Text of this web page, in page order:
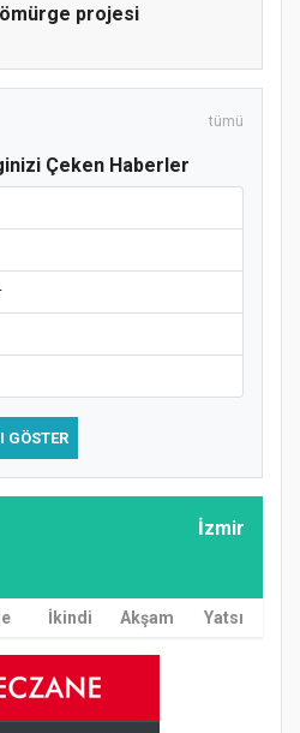
projesi
tümü
Çeken Haberler
GÖSTER
İzmir
İkindi Akşam Yatsı